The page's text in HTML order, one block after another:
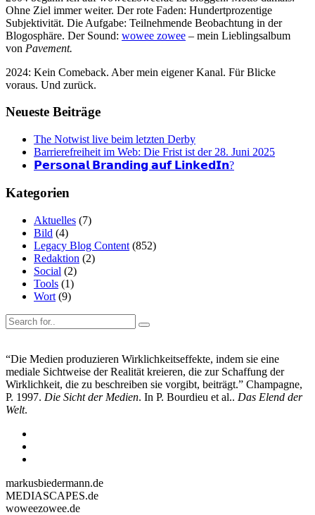
Ohne Ziel immer weiter. Der rote Faden: Hundertprozentige
Subjektivität. Die Aufgabe: Teilnehmende Beobachtung in der
Blogosphäre. Der Sound: wowee zowee – mein Lieblingsalbum
von Pavement.
2024: Kein Comeback. Aber mein eigener Kanal. Für Blicke
voraus. Und zurück.
Neueste Beiträge
The Notwist live beim letzten Derby
Barrierefreiheit im Web: Die Frist ist der 28. Juni 2025
𝗣𝗲𝗿𝘀𝗼𝗻𝗮𝗹 𝗕𝗿𝗮𝗻𝗱𝗶𝗻𝗴 𝗮𝘂𝗳 𝗟𝗶𝗻𝗸𝗲𝗱𝗜𝗻?
Kategorien
Aktuelles (7)
Bild (4)
Legacy Blog Content (852)
Redaktion (2)
Social (2)
Tools (1)
Wort (9)
“Die Medien produzieren Wirklichkeitseffekte, indem sie eine
mediale Sichtweise der Realität kreieren, die zur Schaffung der
Wirklichkeit, die zu beschreiben sie vorgibt, beiträgt.” Champagne,
P. 1997. Die Sicht der Medien. In P. Bourdieu et al.. Das Elend der
Welt.
markusbiedermann.de
MEDIASCAPES.de
woweezowee.de